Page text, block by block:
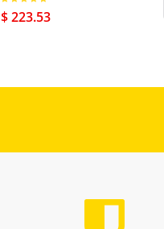
$ 223.53